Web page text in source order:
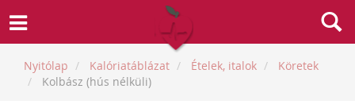
Nyitólap Kalóriatáblázat Ételek, italok
Köretek
Kolbász (hús nélküli)